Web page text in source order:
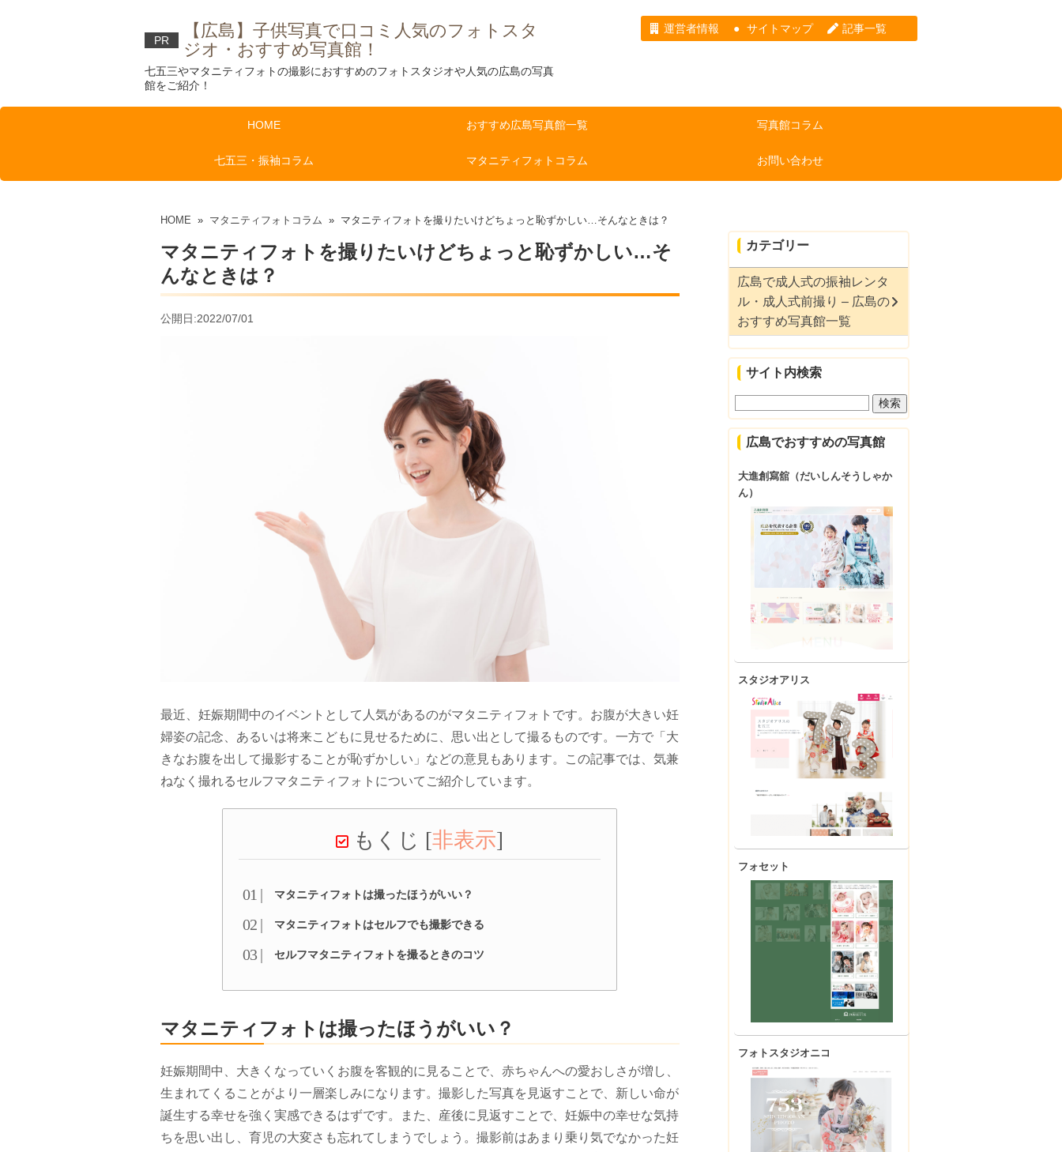
PR
【広島】子供写真で口コミ人気のフォトスタ
ジオ・おすすめ写真館！
七五三やマタニティフォトの撮影におすすめのフォトスタジオや人気の広島の写真
館をご紹介！
運営者情報 サイトマップ 記事一覧
HOME おすすめ広島写真館一覧 写真館コラム
七五三・振袖コラム マタニティフォトコラム お問い合わせ
HOME » マタニティフォトコラム » マタニティフォトを撮りたいけどちょっと恥ずかしい…そんなときは？
マタニティフォトを撮りたいけどちょっと恥ずかしい…そ
んなときは？
公開日:2022/07/01
最近、妊娠期間中のイベントとして人気があるのがマタニティフォトです。お腹が大きい妊
婦姿の記念、あるいは将来こどもに見せるために、思い出として撮るものです。一方で「大
きなお腹を出して撮影することが恥ずかしい」などの意見もあります。この記事では、気兼
ねなく撮れるセルフマタニティフォトについてご紹介しています。
もくじ [非表示]
マタニティフォトは撮ったほうがいい？
マタニティフォトはセルフでも撮影できる
セルフマタニティフォトを撮るときのコツ
マタニティフォトは撮ったほうがいい？
妊娠期間中、大きくなっていくお腹を客観的に見ることで、赤ちゃんへの愛おしさが増し、
生まれてくることがより一層楽しみになります。撮影した写真を見返すことで、新しい命が
誕生する幸せを強く実感できるはずです。また、産後に見返すことで、妊娠中の幸せな気持
ちを思い出し、育児の大変さも忘れてしまうでしょう。撮影前はあまり乗り気でなかった妊
カテゴリー
広島で成人式の振袖レンタ
ル・成人式前撮り – 広島の
おすすめ写真館一覧
サイト内検索
広島でおすすめの写真館
大進創寫舘（だいしんそうしゃか
ん）
スタジオアリス
フォセット
フォトスタジオニコ